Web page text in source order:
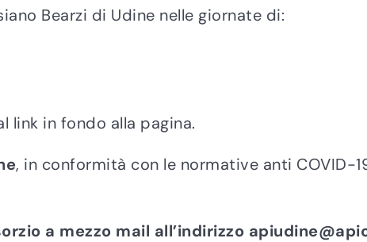
Bearzi di Udine nelle giornate di:
link in fondo alla pagina.
, in conformità con le normative anti COVID-
a mezzo mail all’indirizzo